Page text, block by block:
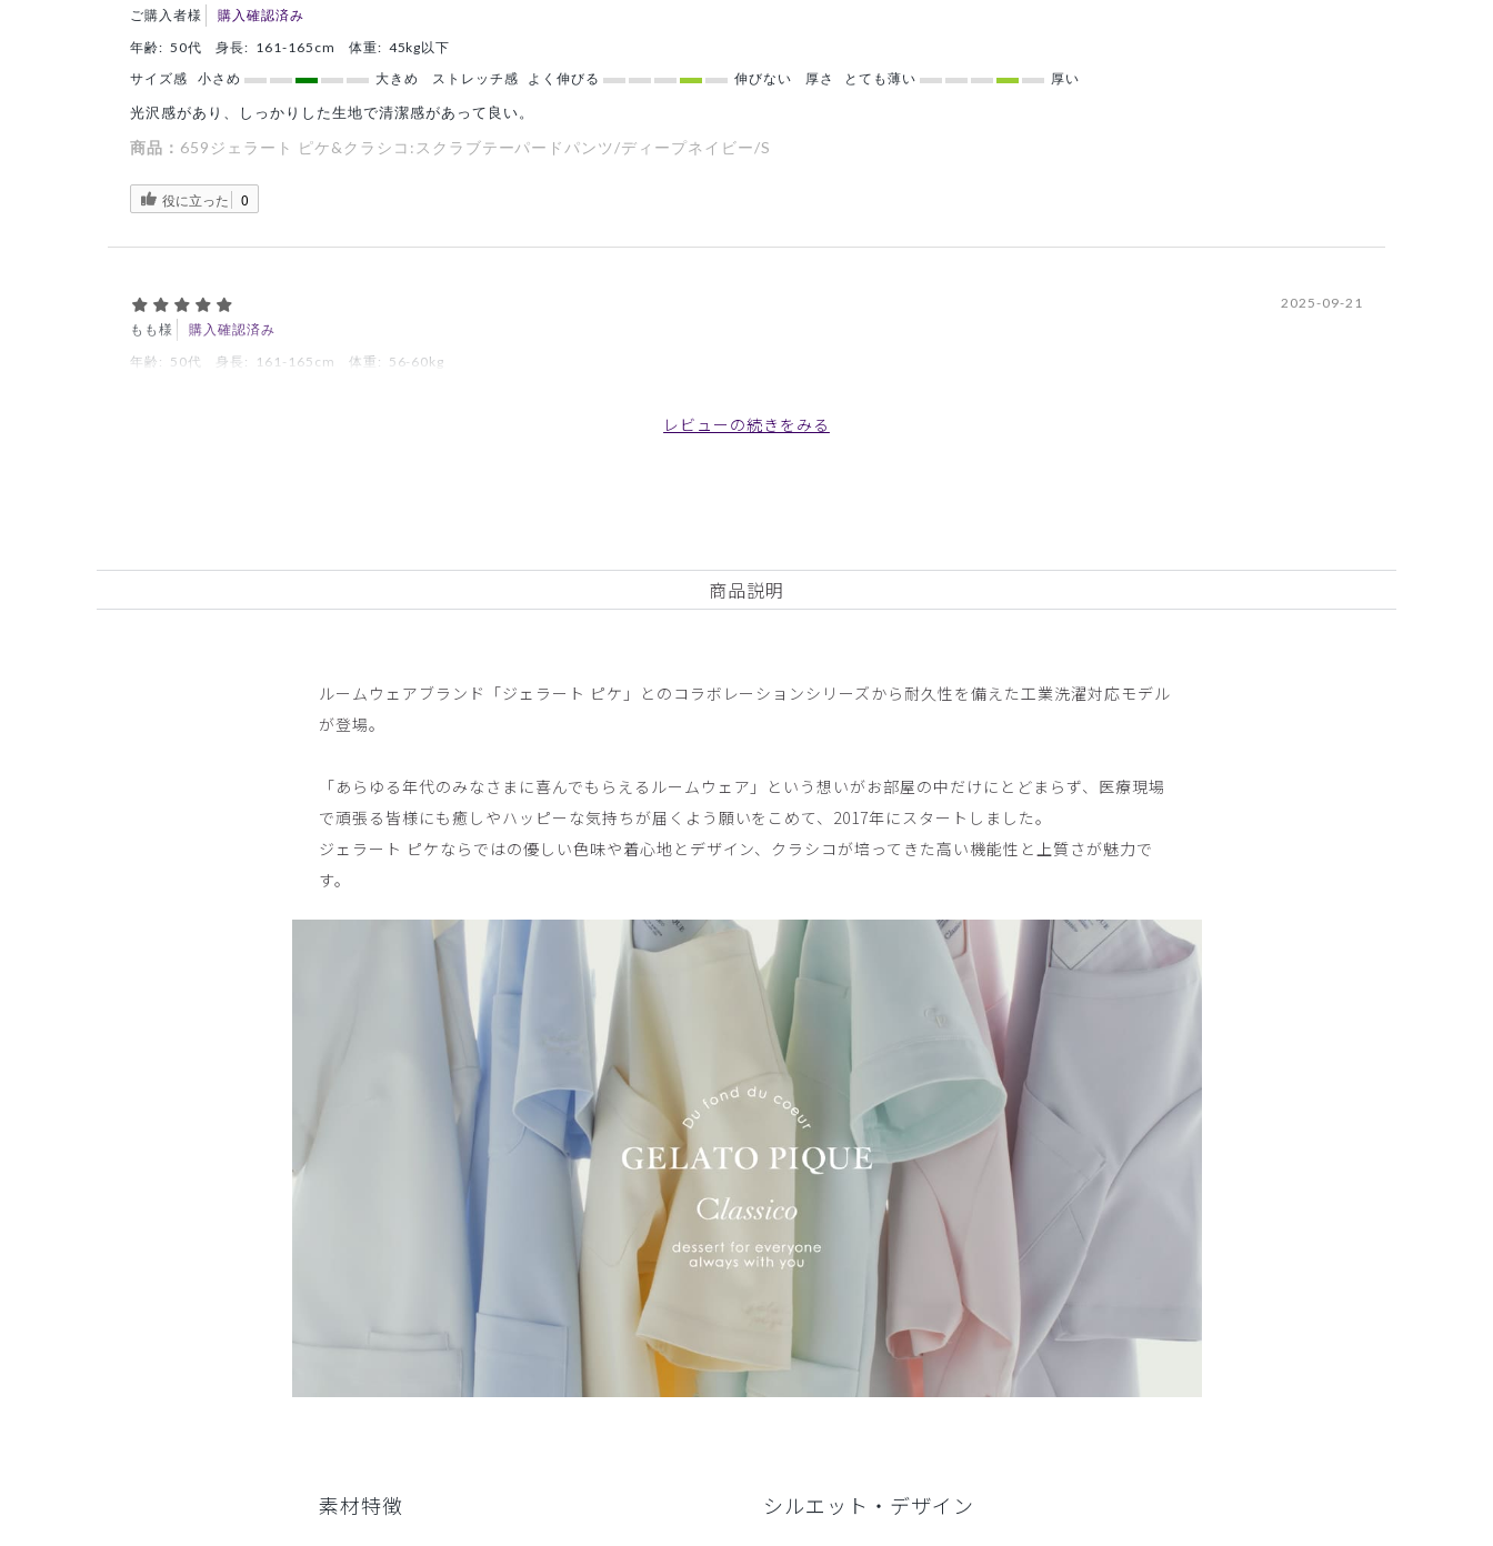
ご購入者様 購入確認済み
年齢: 50代 身長: 161-165cm 体重: 45kg以下
サイズ感
小さめ 大きめ ストレッチ感 よく伸びる 伸びない 厚さ とても薄い 厚い
光沢感があり、しっかりした生地で清潔感があって良い。
商品： 659ジェラート ピケ&クラシコ:スクラブテーパードパンツ/ディープネイビー/S
役に立った 0
もも様 購入確認済み
2025-09-21
年齢: 50代 身長: 161-165cm 体重: 56-60kg
1着白上下で試しに購入したら、まったくと断言したい位透けない、シワも気にならずに洗濯しても乾きも早くて最高に良いです、他の商品を通販で購入しては失敗も多かった
工業洗濯対応のせいでしょうか、とってもゴワゴワして厚い生地で、着心地が今一つです 写真ではわからないところで残念でした 見た目はとってもかわいいです
購入確認済み
白色を購入しましたが生地もなめらかで履き心地が良いです。
659ジェラート ピケ&クラシコ:スクラブテーパードパンツ/白/S
レビューの続きをみる
商品説明
ルームウェアブランド「ジェラート ピケ」とのコラボレーションシリーズから耐久性を備えた工業洗濯対応モデル
が登場。
「あらゆる年代のみなさまに喜んでもらえるルームウェア」という想いがお部屋の中だけにとどまらず、医療現場
で頑張る皆様にも癒しやハッピーな気持ちが届くよう願いをこめて、2017年にスタートしました。
ジェラート ピケならではの優しい色味や着心地とデザイン、クラシコが培ってきた高い機能性と上質さが魅力で
す。
素材特徴 シルエット・デザイン